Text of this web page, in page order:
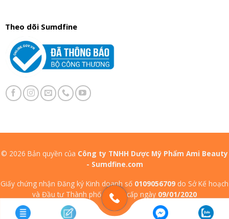
Theo dõi Sumdfine
© 2026 Bản quyền của Công ty TNHH Dược Mỹ Phẩm Ami Beauty
- Sumdfine.com
Giấy chứng nhận Đăng ký Kinh doanh số 0109056709 do Sở Kế hoạch
và Đầu tư Thành phố Hà Nội cấp ngày 09/01/2020